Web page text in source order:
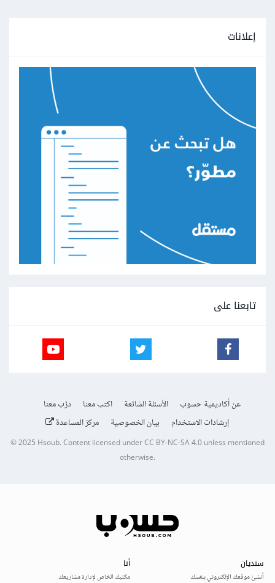
إعلانات
تابعنا على
عن أكاديمية حسوب الأسئلة الشائعة اكتب معنا
درّب معنا
إرشادات الاستخدام
بيان الخصوصية مركز المساعدة
© 2025Hsoub.Content licensed underCC BY-NC-SA 4.0unless mentioned
otherwise.